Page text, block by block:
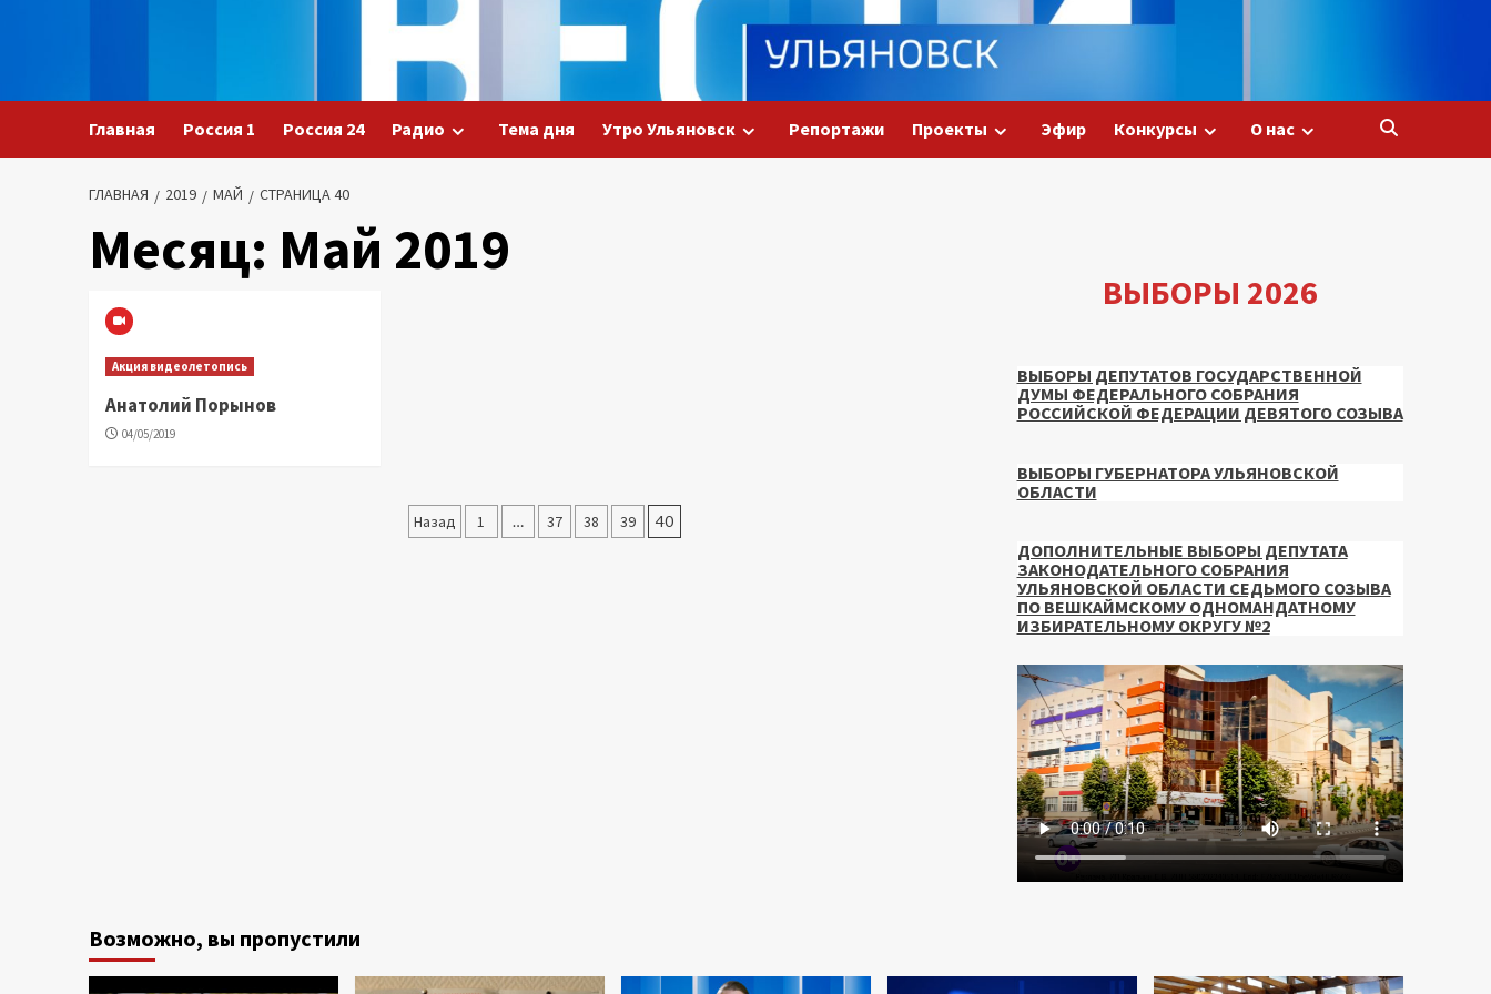
Главная Россия 1 Россия 24 Радио Тема дня Утро Ульяновск Репортажи Проекты Эфир Конкурсы О нас
ГЛАВНАЯ 2019 МАЙ СТРАНИЦА 40
Месяц: Май 2019
Акция видеолетопись
Анатолий Порынов
04/05/2019
Пагинация
Назад 1 … 37 38 39 40
ВЫБОРЫ 2026
ВЫБОРЫ ДЕПУТАТОВ ГОСУДАРСТВЕННОЙ
ДУМЫ ФЕДЕРАЛЬНОГО СОБРАНИЯ
РОССИЙСКОЙ ФЕДЕРАЦИИ ДЕВЯТОГО СОЗЫВА
ВЫБОРЫ ГУБЕРНАТОРА УЛЬЯНОВСКОЙ
ОБЛАСТИ
ДОПОЛНИТЕЛЬНЫЕ ВЫБОРЫ ДЕПУТАТА
ЗАКОНОДАТЕЛЬНОГО СОБРАНИЯ
УЛЬЯНОВСКОЙ ОБЛАСТИ СЕДЬМОГО СОЗЫВА
ПО ВЕШКАЙМСКОМУ ОДНОМАНДАТНОМУ
ИЗБИРАТЕЛЬНОМУ ОКРУГУ №2
Возможно, вы пропустили